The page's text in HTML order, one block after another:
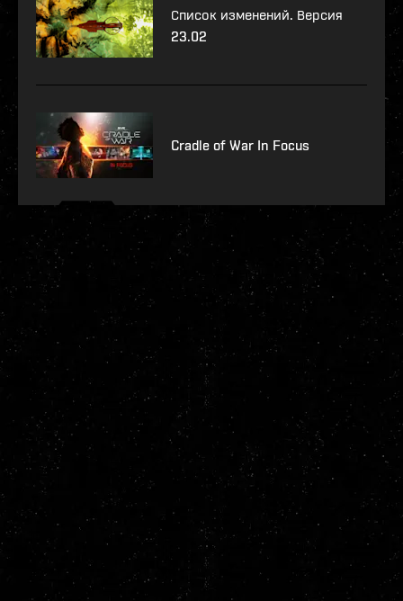
Список изменений. Версия
23.02
Cradle of War In Focus